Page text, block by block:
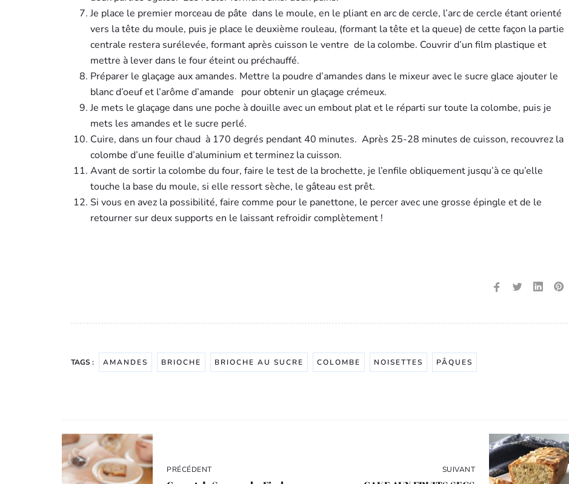
Je place le premier morceau de pâte dans le moule, en le pliant en arc de cercle, l’arc de cercle étant orienté
vers la tête du moule, puis je place le deuxième rouleau, (formant la tête et la queue) de cette façon la partie
centrale restera surélevée, formant après cuisson le ventre de la colombe. Couvrir d’un film plastique et
mettre à lever dans le four éteint ou préchauffé.
Préparer le glaçage aux amandes. Mettre la poudre d’amandes dans le mixeur avec le sucre glace ajouter le
blanc d’oeuf et l’arôme d’amande
pour obtenir un glaçage crémeux.
Je mets le glaçage dans une poche à douille avec un embout plat et le réparti sur toute la colombe, puis je
mets les amandes et le sucre perlé.
Cuire, dans un four chaud à 170 degrés pendant 40 minutes. Après 25-28 minutes de cuisson, recouvrez la
colombe d’une feuille d’aluminium et terminez la cuisson.
Avant de sortir la colombe du four, faire le test de la brochette, je l’enfile obliquement jusqu’à ce qu’elle
touche la base du moule, si elle ressort sèche, le gâteau est prêt.
Si vous en avez la possibilité, faire comme pour le panettone, le percer avec une grosse épingle et de le
retourner sur deux supports en le laissant refroidir complètement !
TAGS : AMANDES BRIOCHE BRIOCHE AU SUCRE COLOMBE NOISETTES PÂQUES
Navigation
de
l’article
PRÉCÉDENT SUIVANT